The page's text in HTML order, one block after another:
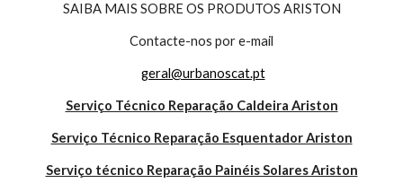
SAIBA MAIS SOBRE OS PRODUTOS ARISTON
Contacte-nos por e-mail
geral@urbanoscat.pt
Serviço Técnico Reparação Caldeira Ariston
Serviço Técnico Reparação Esquentador Ariston
Serviço técnico Reparação Painéis Solares Ariston